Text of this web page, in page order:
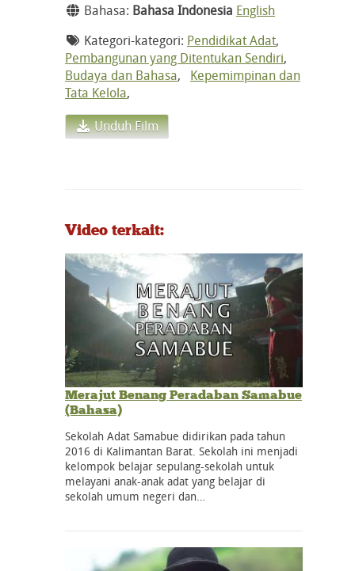
Bahasa: Bahasa Indonesia English
Kategori-kategori: Pendidikat Adat,
Pembangunan yang Ditentukan Sendiri,
Budaya dan Bahasa, Kepemimpinan dan
Tata Kelola,
Unduh Film
Video terkait:
Merajut Benang Peradaban Samabue
(Bahasa)
Sekolah Adat Samabue didirikan pada tahun
2016 di Kalimantan Barat. Sekolah ini menjadi
kelompok belajar sepulang-sekolah untuk
melayani anak-anak adat yang belajar di
sekolah umum negeri dan…